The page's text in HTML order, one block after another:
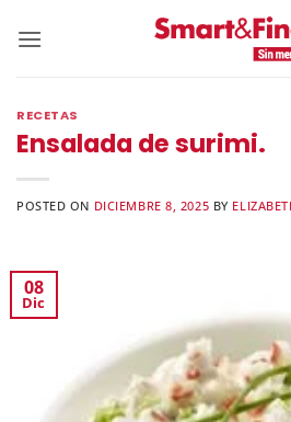
RECETAS
Ensalada de surimi.
POSTED ON DICIEMBRE 8, 2025 BY
08
Dic